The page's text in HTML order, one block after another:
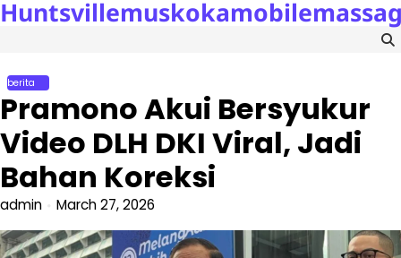
Skip
berita
Pramono Akui Bersyukur
Video DLH DKI Viral, Jadi
Bahan Koreksi
admin March 27, 2026